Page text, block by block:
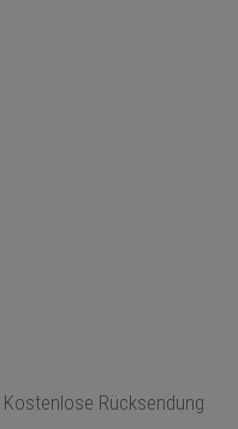
Kostenlose Rücksendung